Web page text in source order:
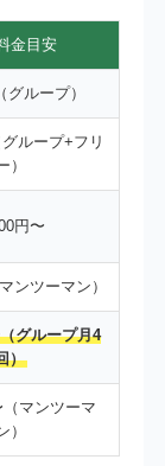
金目安
グループ）
ループ+フリ
）
円〜
ンツーマン）
グループ月4
）
マンツーマ
）